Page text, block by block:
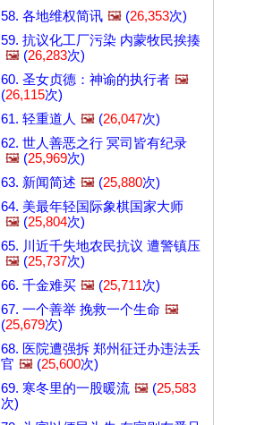
58. 各地维权简讯 🖼️ (26,353次)
59. 抗议化工厂污染 内蒙牧民挨揍
🖼️ (26,283次)
60. 圣女贞德：神谕的执行者 🖼️
(26,115次)
61. 轻重道人 🖼️ (26,047次)
62. 世人善恶之行 冥司皆有纪录
🖼️ (25,969次)
63. 新闻简述 🖼️ (25,880次)
64. 美最年轻国际象棋国家大师
🖼️ (25,804次)
65. 川近千失地农民抗议 遭警镇压
🖼️ (25,737次)
66. 千金难买 🖼️ (25,711次)
67. 一个善举 挽救一个生命 🖼️
(25,679次)
68. 医院遭强拆 郑州征迁办违法丢
官 🖼️ (25,600次)
69. 寒冬里的一股暖流 🖼️ (25,583
次)